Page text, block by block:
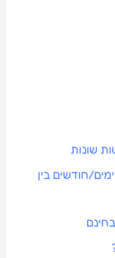
שונות
חודשים בין